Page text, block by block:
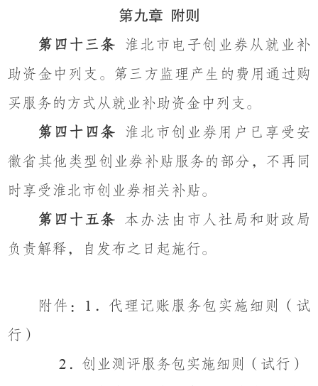
第九章 附则
第四十三条
淮北市电子创业券从就业补
助资金中列支。第三方监理产生的费用通过购
买服务的方式从就业补助资金中列支。
第四十四条
淮北市创业券用户已享受安
徽省其他类型创业券补贴服务的部分，不再同
时享受淮北市创业券相关补贴。
第四十五条 本办法由市人社局和财政局
负责解释，自发布之日起施行。
附件： 1 ． 代理记账服务包实施细则（试
行）
2 ． 创业测评服务包实施细则（试行）